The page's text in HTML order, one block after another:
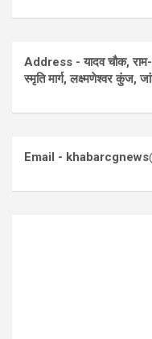
Address - यादव चौक, राम-
स्मृति मार्ग, लक्ष्मणेश्वर कुंज,
Email -